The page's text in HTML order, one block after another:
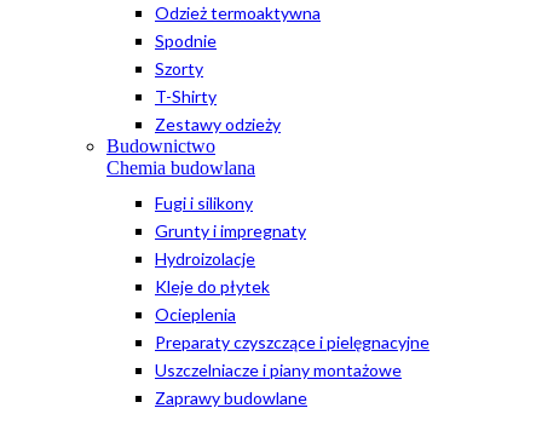
Odzież termoaktywna
Spodnie
Szorty
T-Shirty
Zestawy odzieży
Budownictwo
Chemia budowlana
Fugi i silikony
Grunty i impregnaty
Hydroizolacje
Kleje do płytek
Ocieplenia
Preparaty czyszczące i pielęgnacyjne
Uszczelniacze i piany montażowe
Zaprawy budowlane